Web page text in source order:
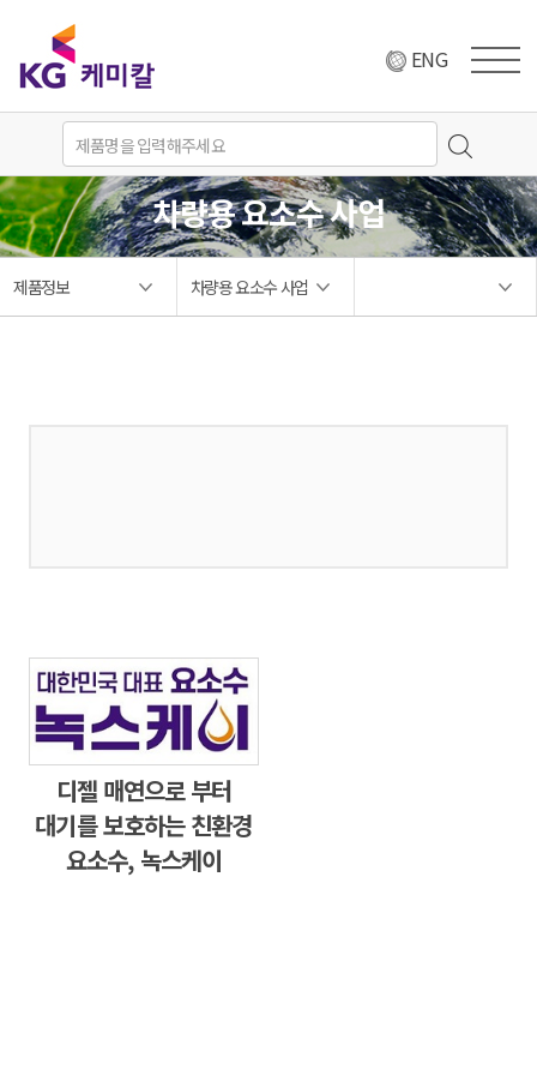
ENG
차량용 요소수 사업
제품정보 차량용 요소수 사업
디젤 매연으로 부터
대기를 보호하는 친환경
요소수, 녹스케이